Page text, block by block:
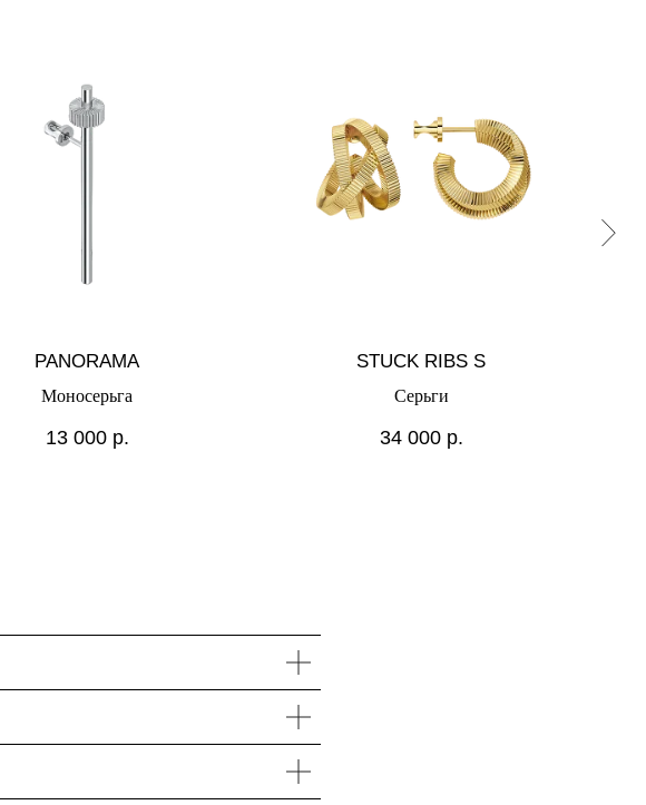
PANORAMA
Моносерьга
13 000 р.
STUCK RIBS S
Серьги
34 000 р.